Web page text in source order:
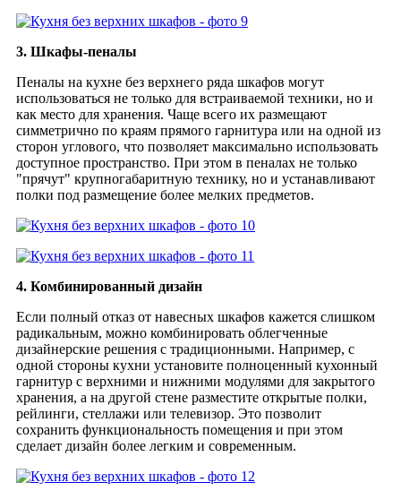
3. Шкафы-пеналы
Пеналы на кухне без верхнего ряда шкафов могут
использоваться не только для встраиваемой техники, но и
как место для хранения. Чаще всего их размещают
симметрично по краям прямого гарнитура или на одной из
сторон углового, что позволяет максимально использовать
доступное пространство. При этом в пеналах не только
"прячут" крупногабаритную технику, но и устанавливают
полки под размещение более мелких предметов.
4. Комбинированный дизайн
Если полный отказ от навесных шкафов кажется слишком
радикальным, можно комбинировать облегченные
дизайнерские решения с традиционными. Например, с
одной стороны кухни установите полноценный кухонный
гарнитур с верхними и нижними модулями для закрытого
хранения, а на другой стене разместите открытые полки,
рейлинги, стеллажи или телевизор. Это позволит
сохранить функциональность помещения и при этом
сделает дизайн более легким и современным.